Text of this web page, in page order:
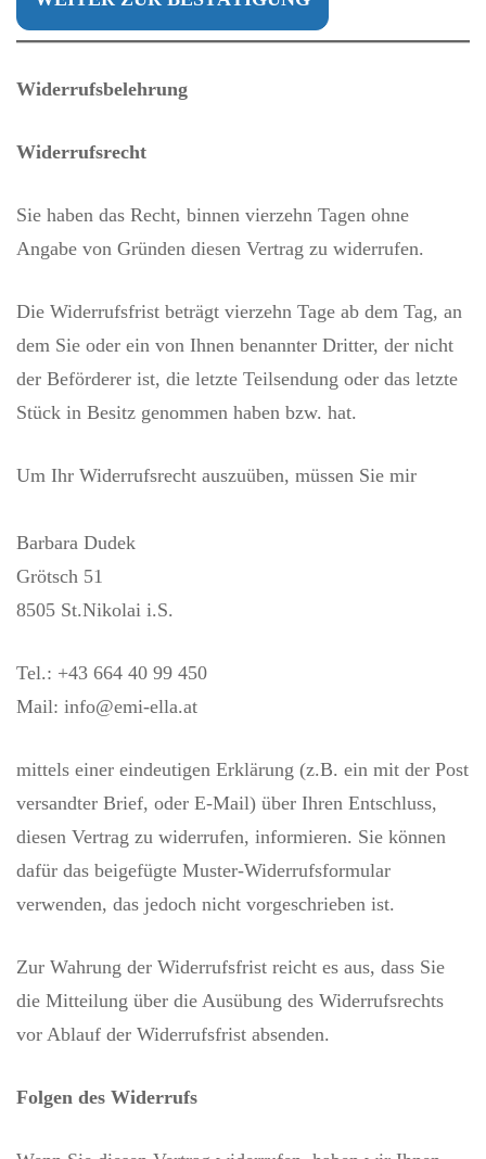
Widerrufsbelehrung
Widerrufsrecht
Sie haben das Recht, binnen vierzehn Tagen ohne
Angabe von Gründen diesen Vertrag zu widerrufen.
Die Widerrufsfrist beträgt vierzehn Tage ab dem Tag, an
dem Sie oder ein von Ihnen benannter Dritter, der nicht
der Beförderer ist, die letzte Teilsendung oder das letzte
Stück in Besitz genommen haben bzw. hat.
Um Ihr Widerrufsrecht auszuüben, müssen Sie mir
Barbara Dudek
Grötsch 51
8505 St.Nikolai i.S.
Tel.: +43 664 40 99 450
Mail: info@emi-ella.at
mittels einer eindeutigen Erklärung (z.B. ein mit der Post
versandter Brief, oder E-Mail) über Ihren Entschluss,
diesen Vertrag zu widerrufen, informieren. Sie können
dafür das beigefügte Muster-Widerrufsformular
verwenden, das jedoch nicht vorgeschrieben ist.
Zur Wahrung der Widerrufsfrist reicht es aus, dass Sie
die Mitteilung über die Ausübung des Widerrufsrechts
vor Ablauf der Widerrufsfrist absenden.
Folgen des Widerrufs